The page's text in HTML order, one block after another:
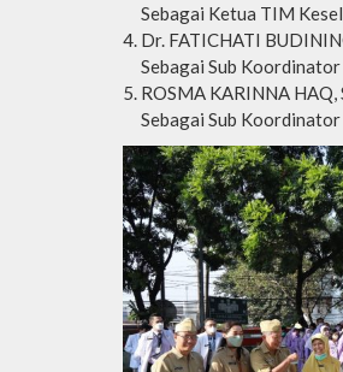
Sebagai Ketua TIM
Dr. FATICHATI
Sebagai Sub
ROSMA KARINNA HAQ,
Sebagai Sub